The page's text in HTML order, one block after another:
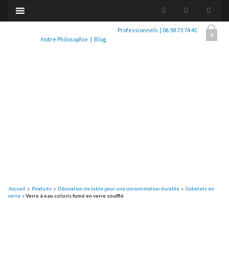
0
Notre Philosophie | Blog
Professionnels | 06 58 73 74 40
Accueil » Produits » Décoration de table pour une consommation durable » Gobelets en
verre »Verre à eau coloris fumé en verre soufflé